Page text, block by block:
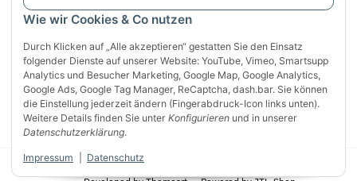
Wie wir Cookies & Co nutzen
Durch Klicken auf „Alle akzeptieren“ gestatten Sie den Einsatz
folgender Dienste auf unserer Website: YouTube, Vimeo, Smartsupp
Analytics und Besucher Marketing, Google Map, Google Analytics,
Google Ads, Google Tag Manager, ReCaptcha, dash.bar. Sie können
die Einstellung jederzeit ändern (Fingerabdruck-Icon links unten).
Weitere Details finden Sie unter Konfigurieren und in unserer
Datenschutzerklärung.
Impressum Datenschutz
Sichere Zahlung mit:
VISA Mastercard
PayPal
Banküberweisung
Klarna Apple Pay
* Alle Preise inkl. gesetzlicher USt., zzgl.